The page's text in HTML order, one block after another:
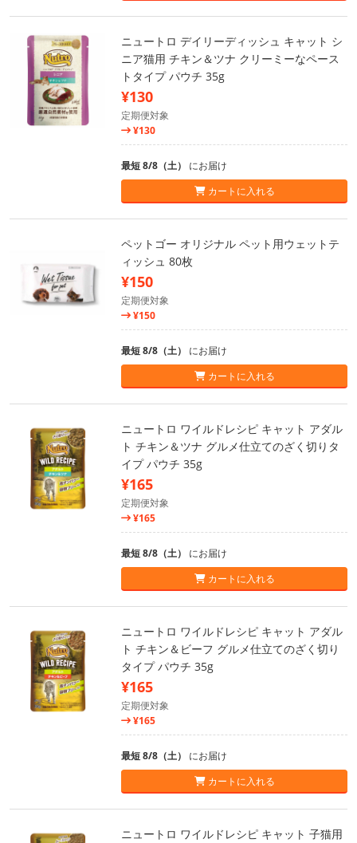
ニュートロ デイリーディッシュ キャット シ
ニア猫用 チキン＆ツナ クリーミーなペース
トタイプ パウチ 35g
¥130
定期便対象
¥130
最短 8/8（土） にお届け
カートに入れる
ペットゴー オリジナル ペット用ウェットテ
ィッシュ 80枚
¥150
定期便対象
¥150
最短 8/8（土） にお届け
カートに入れる
ニュートロ ワイルドレシピ キャット アダル
ト チキン＆ツナ グルメ仕立てのざく切りタ
イプ パウチ 35g
¥165
定期便対象
¥165
最短 8/8（土） にお届け
カートに入れる
ニュートロ ワイルドレシピ キャット アダル
ト チキン＆ビーフ グルメ仕立てのざく切り
タイプ パウチ 35g
¥165
定期便対象
¥165
最短 8/8（土） にお届け
カートに入れる
ニュートロ ワイルドレシピ キャット 子猫用